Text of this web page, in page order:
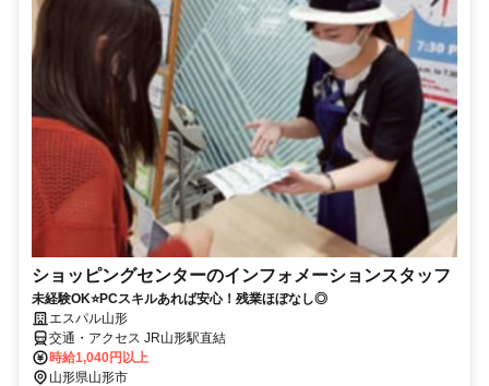
ショッピングセンターのインフォメーションスタッフ
未経験OK⭐PCスキルあれば安心！残業ほぼなし◎
エスパル山形
交通・アクセス JR山形駅直結
時給1,040円以上
山形県山形市